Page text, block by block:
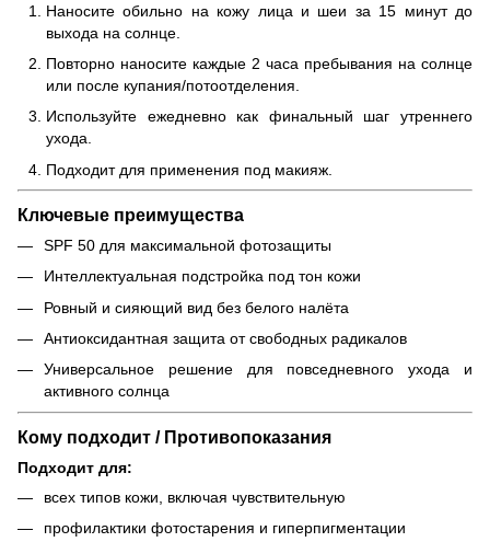
Наносите обильно на кожу лица и шеи за 15 минут до
выхода на солнце.
Повторно наносите каждые 2 часа пребывания на солнце
или после купания/потоотделения.
Используйте ежедневно как финальный шаг утреннего
ухода.
Подходит для применения под макияж.
Ключевые преимущества
SPF 50 для максимальной фотозащиты
Интеллектуальная подстройка под тон кожи
Ровный и сияющий вид без белого налёта
Антиоксидантная защита от свободных радикалов
Универсальное решение для повседневного ухода и
активного солнца
Кому подходит / Противопоказания
Подходит для:
всех типов кожи, включая чувствительную
профилактики фотостарения и гиперпигментации